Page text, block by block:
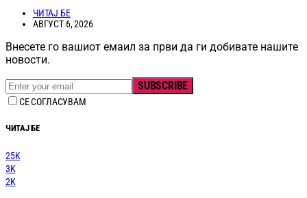
ЧИТАЈ БЕ
АВГУСТ 6, 2026
Внесете го вашиот емаил за први да ги добивате нашите
новости.
SUBSCRIBE
СЕ СОГЛАСУВАМ
ЧИТАЈ БЕ
25K
3K
2K